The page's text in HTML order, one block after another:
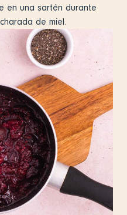
en una sartén durante
de miel.